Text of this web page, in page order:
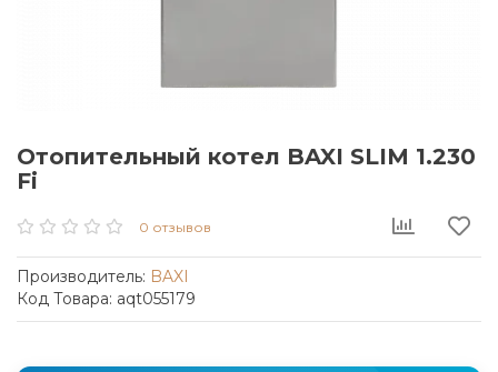
Отопительный котел BAXI SLIM 1.230
Fi
0 отзывов
Производитель: BAXI
Код Товара: aqt055179